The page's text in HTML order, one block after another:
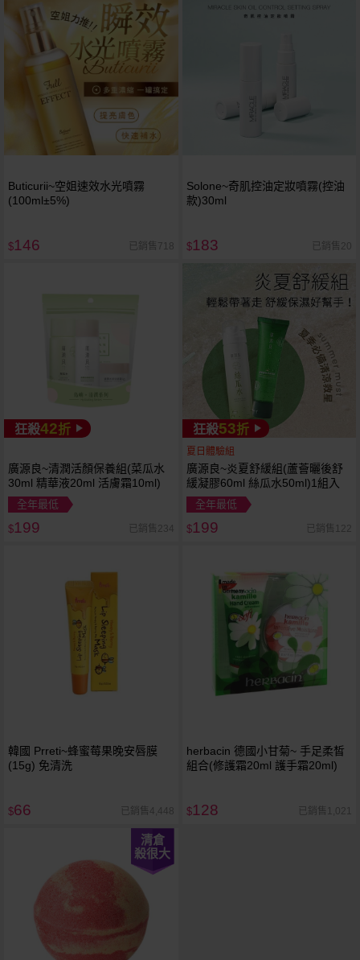
Buticurii~空姐速效水光噴霧
(100ml±5%)
$146 已銷售718
Solone~奇肌控油定妝噴霧(控油
款)30ml
$183 已銷售20
狂殺42折
廣源良~清潤活顏保養組(菜瓜水
30ml 精華液20ml 活膚霜10ml)
全年最低
$199 已銷售234
狂殺53折
夏日體驗組
廣源良~炎夏舒緩組(蘆薈曬後舒
緩凝膠60ml 絲瓜水50ml)1組入
全年最低
$199 已銷售122
韓國 Prreti~蜂蜜莓果晚安唇膜
(15g) 免清洗
$66 已銷售4,448
herbacin 德國小甘菊~ 手足柔皙
組合(修護霜20ml 護手霜20ml)
$128 已銷售1,021
清倉
殺很大